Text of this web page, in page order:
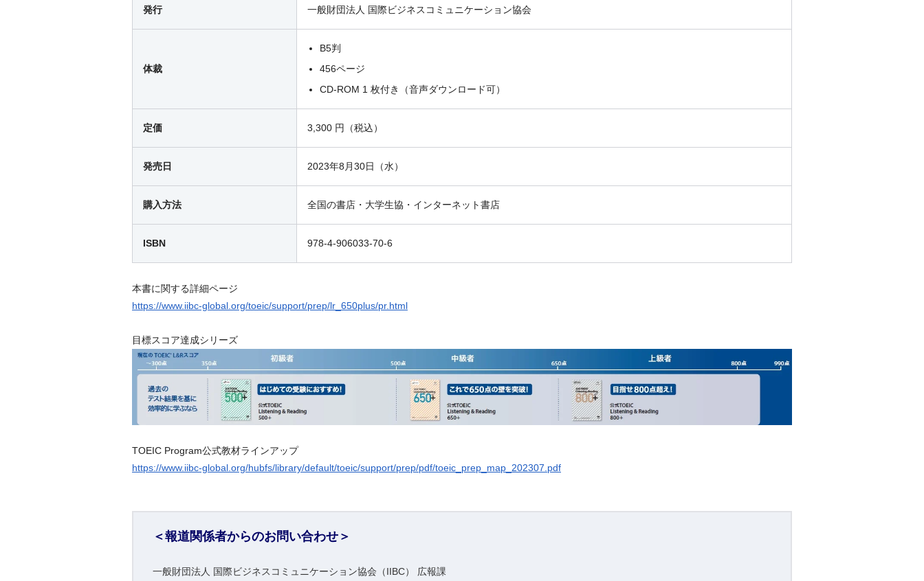
発行 一般財団法人 国際ビジネスコミュニケーション協会
体裁
B5判
456ページ
CD-ROM 1 枚付き（音声ダウンロード可）
定価 3,300 円（税込）
発売日 2023年8月30日（水）
購入方法 全国の書店・大学生協・インターネット書店
ISBN 978-4-906033-70-6
本書に関する詳細ページ
https://www.iibc-global.org/toeic/support/prep/lr_650plus/pr.html
目標スコア達成シリーズ
TOEIC Program公式教材ラインアップ
https://www.iibc-global.org/hubfs/library/default/toeic/support/prep/pdf/toeic_prep_map_202307.pdf
＜報道関係者からのお問い合わせ＞
一般財団法人 国際ビジネスコミュニケーション協会（IIBC） 広報課